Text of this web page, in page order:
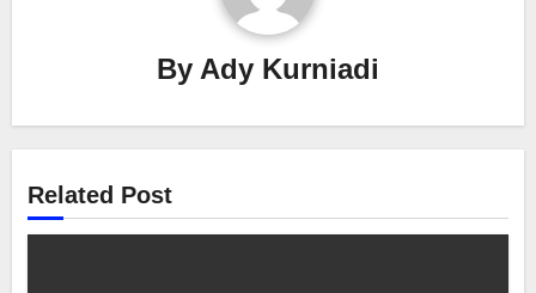
By Ady Kurniadi
Related Post